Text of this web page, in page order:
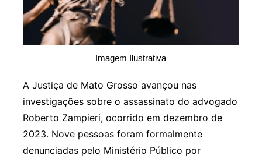
Imagem Ilustrativa
A Justiça de Mato Grosso avançou nas
investigações sobre o assassinato do advogado
Roberto Zampieri, ocorrido em dezembro de
2023. Nove pessoas foram formalmente
denunciadas pelo Ministério Público por